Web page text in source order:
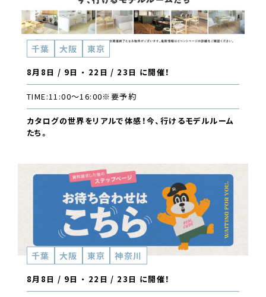
千葉 大阪 東京
8月8日 / 9日 ・ 22日 / 23日 に開催！
TIME:11:00〜16:00※要予約
カタログの世界をリアルで体感！今、行けるモデルルーム
たち。
千葉 大阪 東京 神奈川
8月8日 / 9日 ・ 22日 / 23日 に開催！